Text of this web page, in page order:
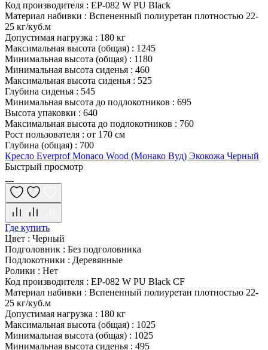
Код производителя : EP-082 W PU Black
Материал набивки : Вспененный полиуретан плотностью 22-
25 кг/куб.м
Допустимая нагрузка : 180 кг
Максимальная высота (общая) : 1245
Минимальная высота (общая) : 1180
Минимальная высота сиденья : 460
Максимальная высота сиденья : 525
Глубина сиденья : 545
Минимальная высота до подлокотников : 695
Высота упаковки : 640
Максимальная высота до подлокотников : 760
Рост пользователя : от 170 см
Глубина (общая) : 700
Кресло Everprof Monaco Wood (Монако Вуд) Экокожа Черный
Быстрый просмотр
Где купить
Цвет : Черный
Подголовник : Без подголовника
Подлокотники : Деревянные
Ролики : Нет
Код производителя : EP-082 W PU Black CF
Материал набивки : Вспененный полиуретан плотностью 22-
25 кг/куб.м
Допустимая нагрузка : 180 кг
Максимальная высота (общая) : 1025
Минимальная высота (общая) : 1025
Минимальная высота сиденья : 495